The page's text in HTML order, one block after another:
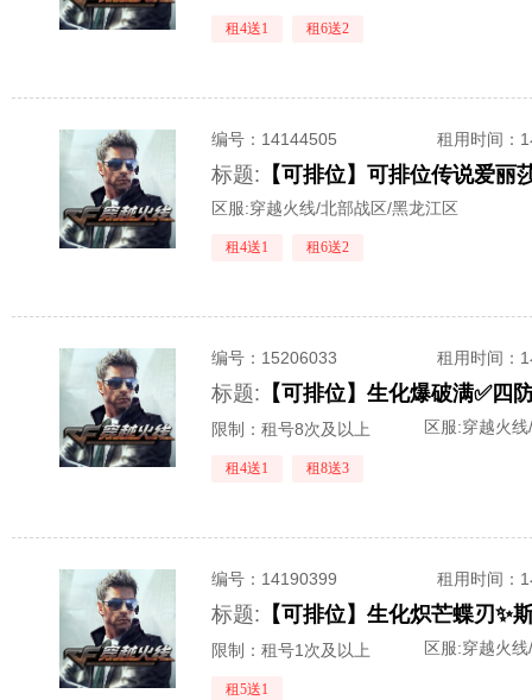
租4送1 租6送2
编号： 14144505 租用时间 ：
标题:
区服:穿越火线/北部战区/黑龙江区
租4送1 租6送2
编号： 15206033 租用时间 ：
标题:
限制：租号8次及以上 区服:穿越火
租4送1 租8送3
编号： 14190399 租用时间 ：
标题:
限制：租号1次及以上 区服:穿越火
租5送1